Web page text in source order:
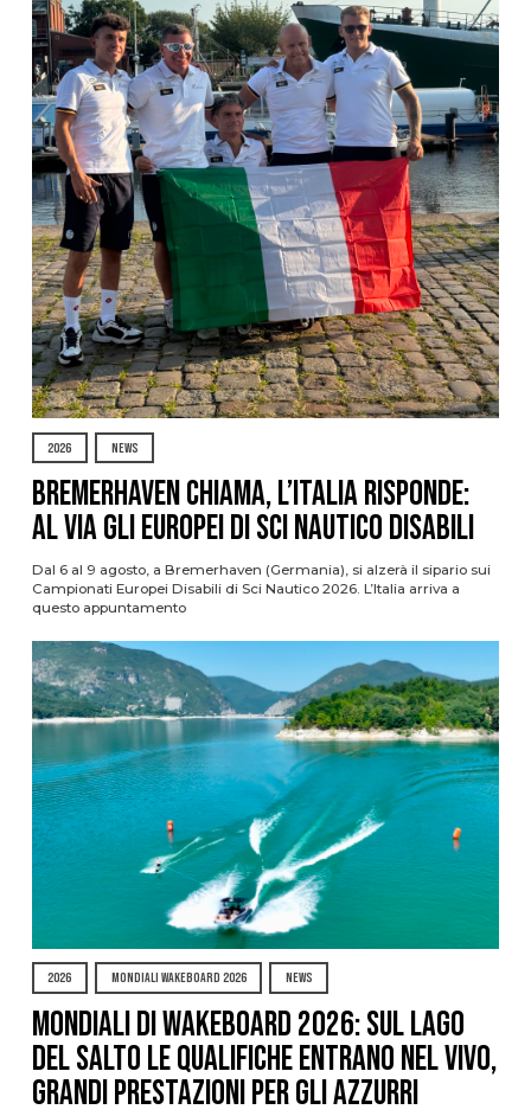
2026 NEWS
Bremerhaven chiama, l’Italia risponde:
al via gli Europei di Sci Nautico Disabili
Dal 6 al 9 agosto, a Bremerhaven (Germania), si alzerà il sipario sui
Campionati Europei Disabili di Sci Nautico 2026. L’Italia arriva a
questo appuntamento
2026 MONDIALI WAKEBOARD 2026 NEWS
Mondiali di Wakeboard 2026: sul Lago
del Salto le qualifiche entrano nel vivo,
grandi prestazioni per gli azzurri